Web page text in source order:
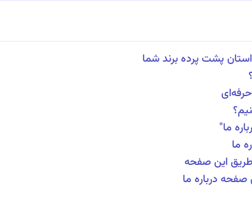
پشت پرده برند شما
ما"
ما
طریق این صفحه
صفحه درباره ما